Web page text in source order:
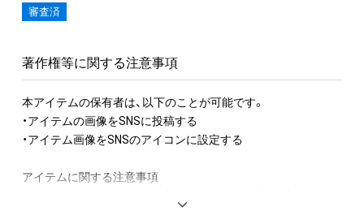
審査済
著作権等に関する注意事項
本アイテムの保有者は、以下のことが可能です。
・アイテムの画像をSNSに投稿する
・アイテム画像をSNSのアイコンに設定する
アイテムに関する注意事項